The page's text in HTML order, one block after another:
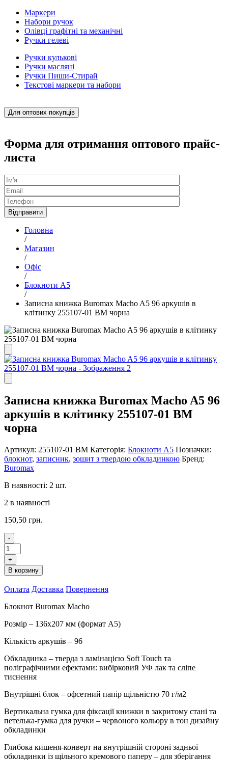
Маркери
Набори ручок
Олівці графітні та механічні
Ручки гелеві
Ручки кулькові
Ручки масляні
Ручки Пиши-Стирай
Текстові маркери та набори
Для оптових покупців
Форма для отримання оптового прайс-
листа
Головна
/
Магазин
/
Офіс
/
Блокноти А5
/
Записна книжка Buromax Macho A5 96 аркушів в
клітинку 255107-01 BM чорна
Записна книжка Buromax Macho A5 96
аркушів в клітинку 255107-01 BM
чорна
Артикул: 255107-01 ВМ Категорія: Блокноти А5 Позначки:
блокнот, записник, зошит з твердою обкладинкою Бренд:
Buromax
В наявності: 2 шт.
2 в наявності
150,50 грн.
-
Записна
книжка
Buromax
Macho
96
аркушів
в
клітинку
255107-
01
чорна
кількість
+
В корзину
Оплата Доставка Повернення
Блокнот Buromax Macho
Розмір – 136х207 мм (формат А5)
Кількість аркушів – 96
Обкладинка – тверда з ламінацією Soft Touch та
поліграфічними ефектами: вибірковий УФ лак та сліпе
тиснення
Внутрішні блок – офсетний папір щільністю 70 г/м2
Вертикальна гумка для фіксації книжки в закритому стані та
петелька-гумка для ручки – червоного кольору в тон дизайну
обкладинки
Глибока кишеня-конверт на внутрішній стороні задньої
обкладинки із щільного кремового паперу – для зберігання